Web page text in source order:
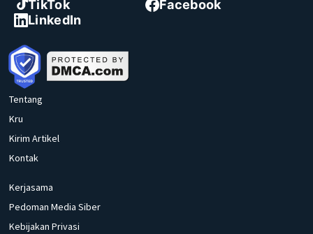
TikTok
Facebook
LinkedIn
Tentang
Kru
Kirim Artikel
Kontak
Kerjasama
Pedoman Media Siber
Kebijakan Privasi